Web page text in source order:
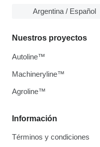
Argentina / Español
Información
Términos y condiciones
Nuestros proyectos
Autoline™
Machineryline™
Agroline™